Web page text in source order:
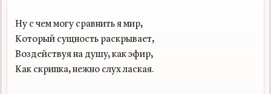
Ну с чем могу сравнить я мир,
Который сущность раскрывает,
Воздействуя на душу, как эфир,
Как скрипка, нежно слух лаская.